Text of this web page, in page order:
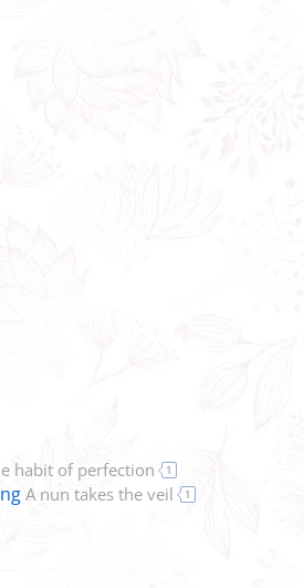
habit of perfection 1
A nun takes the veil 1